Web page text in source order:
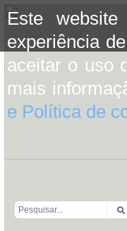
Este
experiência
aceitar o uso
mais
e Política de